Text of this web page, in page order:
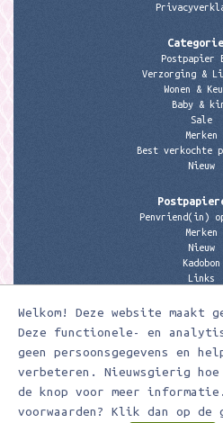
Welkom! Deze website maakt
Deze functionele- en
geen persoonsgegevens en
verbeteren. Nieuwsgierig
de knop voor meer
voorwaarden? Klik dan op de
Postpapier
Verzorging &
Wonen &
Baby &
Sale
Merken
Best verkochte
Nieuw
Penvriend(in)
Merken
Nieuw
Kadobon
Links
06 – 107
KVK nummer:
BTW nummer: